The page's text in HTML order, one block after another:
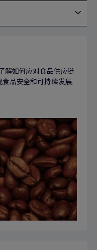
解如何应对食品供应链
品安全和可持续发展.